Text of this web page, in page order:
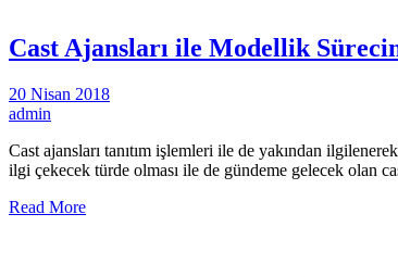
Cast Ajansları ile Modellik
20 Nisan 2018
admin
Cast ajansları tanıtım işlemleri ile de yakından
ilgi çekecek türde olması ile de gündeme gelecek olan
Read More